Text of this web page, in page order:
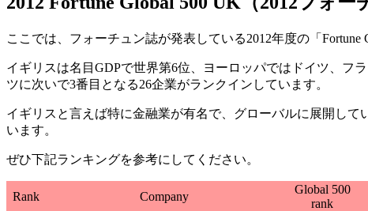
ここでは、フォーチュン誌が発表している2012年度の「
イギリスは名目GDPで世界第6位、ヨーロッパではドイツ、フ
ツに次いで3番目となる26企業がランクインしています。
イギリスと言えば特に金融業が有名で、グローバルに展開し
います。
ぜひ下記ランキングを参考にしてください。
Rank Company
Global 500
rank